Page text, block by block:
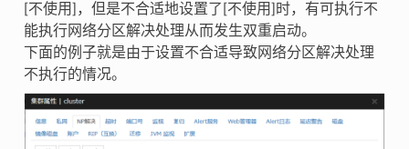
[不使用]，但是不合适地设置了[不使用]时，有可执行不
能执行网络分区解决处理从而发生双重启动。
下面的例子就是由于设置不合适导致网络分区解决处理
不执行的情况。